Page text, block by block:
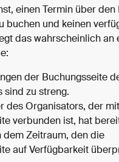
einen Termin über den
buchen und keinen
das wahrscheinlich an
der Buchungsseite
sind zu streng.
des Organisators, der
verbunden ist, hat
dem Zeitraum, den die
auf Verfügbarkeit